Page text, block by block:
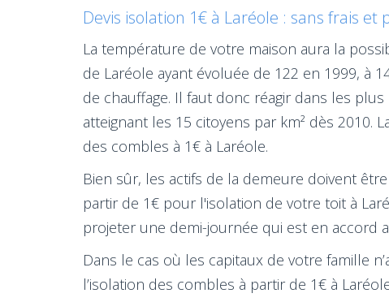
Devis isolation 1€ à Laréole : sans frais et
La température de votre maison aura la
de Laréole ayant évoluée de 122 en 1999, à
de chauffage. Il faut donc réagir dans les
atteignant les 15 citoyens par km² dès 2010.
des combles à 1€ à Laréole.
Bien sûr, les actifs de la demeure doivent
partir de 1€ pour l'isolation de votre toit à
projeter une demi-journée qui est en accord
Dans le cas où les capitaux de votre famille
l’isolation des combles à partir de 1€ à